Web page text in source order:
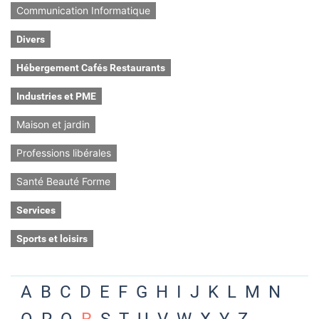
Communication Informatique
Divers
Hébergement Cafés Restaurants
Industries et PME
Maison et jardin
Professions libérales
Santé Beauté Forme
Services
Sports et loisirs
A B C D E F G H I J K L M N